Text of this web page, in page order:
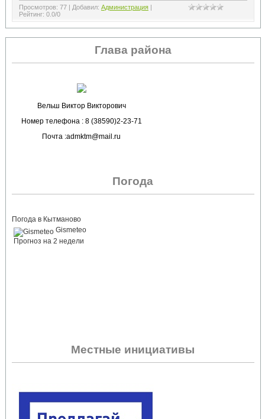
Просмотров: 77| Добавил: Администрация |
Рейтинг: 0.0/0
Глава района
Вельш Виктор Викторович
Номер телефона : 8 (38590)2-23-71
Почта :admktm@mail.ru
Погода
Погода в Кытманово
Gismeteo
Прогноз на 2 недели
Местные инициативы